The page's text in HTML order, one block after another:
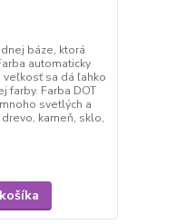
báze, ktorá
automaticky
veľkosť sa dá ľahko
farby. Farba DOT
svetlých a
kameň, sklo,